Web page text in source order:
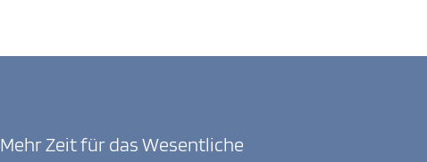
Mehr Zeit für das Wesentliche